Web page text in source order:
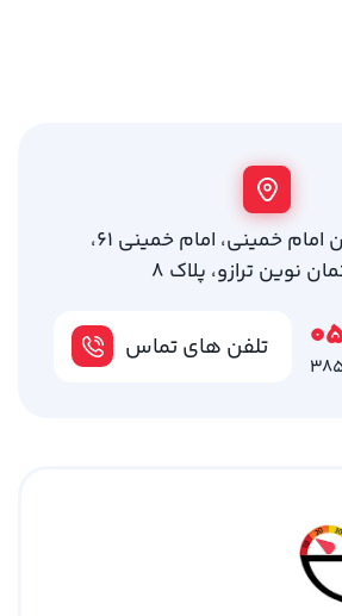
مشهد، میدان امام خمینی، امام خمینی 61،
نوین ترازو، پلاک 8
تلفن های تماس